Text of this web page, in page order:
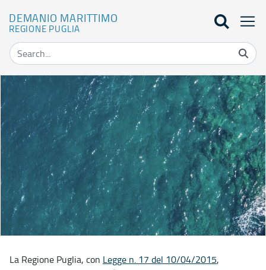
DEMANIO MARITTIMO
REGIONE PUGLIA
Home - Demanio marittimo
La Regione Puglia, con Legge n. 17 del 10/04/2015,